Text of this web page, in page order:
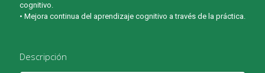
cognitivo.
• Mejora continua del aprendizaje cognitivo a través de la práctica.
Descripción